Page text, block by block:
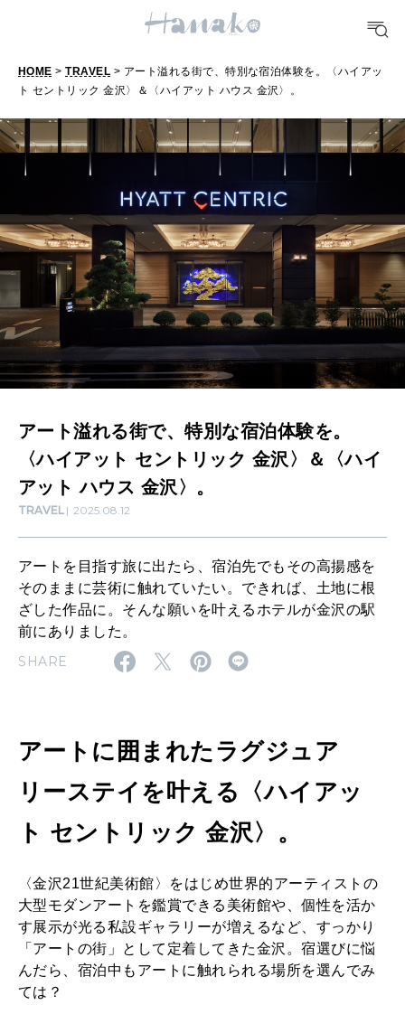
どこ行く？
FORTUNE
[12星座別] Weekly Holoscope
[12星座別] Monthly Love Holoscope
女神まり愛のタロットメッセージ
算命学がわかる今月のあなた
HEALTH
自分にやさしく
LEARN
知る、考える
MAMA
ママもいろいろ
SUSTAINABLE
わたしができること
CULTURE
自分を耕す
いい人生って？
特集
2026年9月号「北海道 おいしく遊ぶ、夏のご褒美旅。」
2026年8月号『お茶の時間です。』
2026年6月号「大銀座 トレンドが生まれる 新しい一流店へ。」
2026年5月号「“大好き”に出会いに。韓国」
FOLLOW US!
ア
ー
ト
れ
る
街
で
、
特
な
宿
泊
体
を
。
〈
ハ
ッ
ト
セ
ン
ト
リ
ッ
ク
金
HOME >TRAVEL > アート溢れる街で、特別な宿泊体験を。〈ハイアッ
ト セントリック 金沢〉＆〈ハイアット ハウス 金沢〉。
アート溢れる街で、特別な宿泊体験を。
〈ハイアット セントリック 金沢〉＆〈ハイ
アット ハウス 金沢〉。
TRAVEL 2025.08.12
アートを目指す旅に出たら、宿泊先でもその高揚感を
そのままに芸術に触れていたい。できれば、土地に根
ざした作品に。そんな願いを叶えるホテルが金沢の駅
前にありました。
SHARE
アートに囲まれたラグジュア
リーステイを叶える〈ハイアッ
ト セントリック 金沢〉。
〈金沢21世紀美術館〉をはじめ世界的アーティストの
大型モダンアートを鑑賞できる美術館や、個性を活か
す展示が光る私設ギャラリーが増えるなど、すっかり
「アートの街」として定着してきた金沢。宿選びに悩
んだら、宿泊中もアートに触れられる場所を選んでみ
ては？